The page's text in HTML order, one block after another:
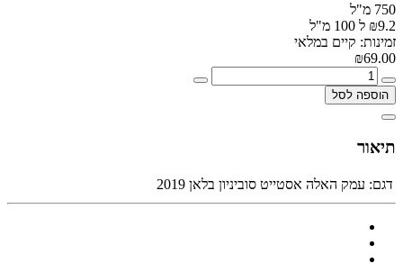
750 מ"ל
₪9.2 ל 100 מ"ל
זמינות: קיים במלאי
₪69.00
הוספה לסל
תיאור
דגם: עמק האלה אסטייט סוביניון בלאן 2019